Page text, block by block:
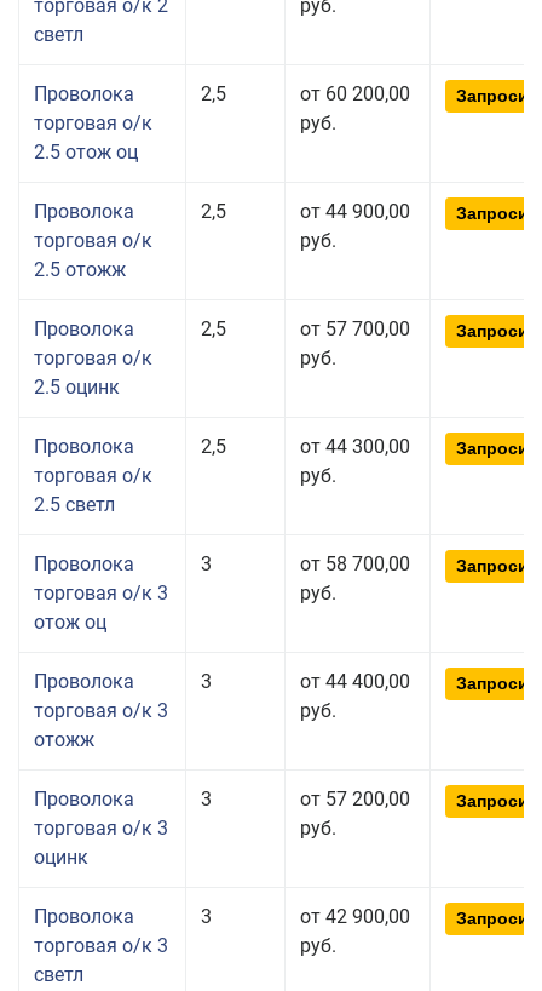
торговая о/к 2
светл
руб.
Проволока
торговая о/к
2.5 отож оц
2,5
от 60 200,00
руб.
Проволока
торговая о/к
2.5 отожж
2,5
от 44 900,00
руб.
Проволока
торговая о/к
2.5 оцинк
2,5
от 57 700,00
руб.
Проволока
торговая о/к
2.5 светл
2,5
от 44 300,00
руб.
Проволока
торговая о/к 3
отож оц
3
от 58 700,00
руб.
Проволока
торговая о/к 3
отожж
3
от 44 400,00
руб.
Проволока
торговая о/к 3
оцинк
3
от 57 200,00
руб.
Проволока
торговая о/к 3
светл
3
от 42 900,00
руб.